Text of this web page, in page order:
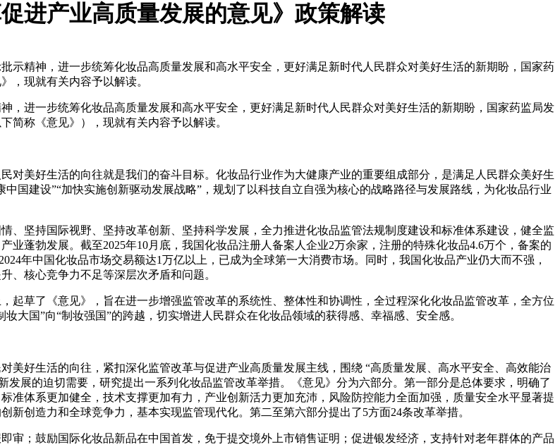
进产业高质量发展的意见》政策解读
示精神，进一步统筹化妆品高质量发展和高水平安全，更好满足新时代人民群众对美好生活的新期盼，国家药
，现就有关内容予以解读。
，进一步统筹化妆品高质量发展和高水平安全，更好满足新时代人民群众对美好生活的新期盼，国家药监局发
简称《意见》），现就有关内容予以解读。
对美好生活的向往就是我们的奋斗目标。化妆品行业作为大健康产业的重要组成部分，是满足人民群众美好生
国建设”“加快实施创新驱动发展战略”，规划了以科技自立自强为核心的战略路径与发展路线，为化妆品行业
、坚持国际视野、坚持改革创新、坚持科学发展，全力推进化妆品监管法规制度建设和标准体系建设，健全监
蓬勃发展。截至2025年10月底，我国化妆品注册人备案人企业2万余家，注册的特殊化妆品4.6万个，备案的
年中国化妆品市场交易额达1万亿以上，已成为全球第一大消费市场。同时，我国化妆品产业仍大而不强，
、核心竞争力不足等深层次矛盾和问题。
起草了《意见》，旨在进一步增强监管改革的系统性、整体性和协调性，全过程深化化妆品监管改革，全方位
大国”向“制妆强国”的跨越，切实增进人民群众在化妆品领域的获得感、幸福感、安全感。
美好生活的向往，紧扣深化监管改革与促进产业高质量发展主线，围绕 “高质量发展、高水平安全、高效能治
展的迫切需要，研究提出一系列化妆品监管改革举措。《意见》分为六部分。第一部分是总体要求，明确了
准体系更加健全，技术支撑更加有力，产业创新活力更加充沛，风险防控能力全面加强，质量安全水平显著提
创造力和全球竞争力，基本实现监管现代化。第二至第六部分提出了5方面24条改革举措。
审；鼓励国际化妆品新品在中国首发，免于提交境外上市销售证明；促进银发经济，支持针对老年群体的产品